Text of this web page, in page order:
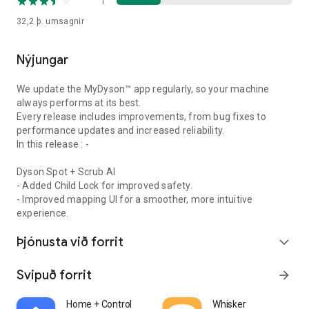
Hljóð
heyrnartólunum þínum.
- Skiptu á milli einangrunarhams, gagnsæishams hávaða og
- Veldu úr þremur forstillingum tónjafnara til að fá þitt
fullkomna hljóð.
- Fylgstu með hljóðútsetningu þinni eða virkjaðu öruggan
hljóðstyrkstakmarkara til að sjá um heyrn þína.
- Uppgötvaðu allt úrvalið af eyrnapúðum og ytri hettum fyrir
Samhæft við Dyson OnTrac™ og Dyson Zone™ heyrnartól.
Elding
Umbreyttu rýminu þínu með skynsamlegri lýsingu sem
aðlagast þínum lífsstíl.
- Stilltu birtustig og litahitastillingar til að skapa þitt fullkomna
- Veldu forstillta stillingu - Slaka á, læra og nákvæmni - til að
32,2 þ. umsagnir
Nýjungar
We update the MyDyson™ app regularly, so your machine
always performs at its best.
Every release includes improvements, from bug fixes to
performance updates and increased reliability.
In this release : -
Dyson Spot + Scrub AI
- Added Child Lock for improved safety.
- Improved mapping UI for a smoother, more intuitive
experience.
Þjónusta við forrit expand_more
Svipuð forrit arrow_forward
Home + Control Whisker